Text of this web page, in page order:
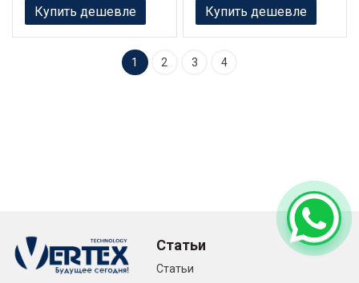
Купить дешевле Купить дешевле
1 2 3 4
Статьи
Статьи